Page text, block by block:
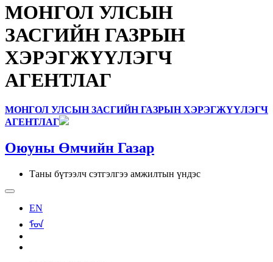
МОНГОЛ УЛСЫН
ЗАСГИЙН ГАЗРЫН
ХЭРЭГЖҮҮЛЭГЧ
АГЕНТЛАГ
МОНГОЛ УЛСЫН ЗАСГИЙН ГАЗРЫН ХЭРЭГЖҮҮЛЭГЧ
АГЕНТЛАГ
Оюуны Өмчийн Газар
Таны бүтээлч сэтгэлгээ амжилтын үндэс
EN
ᠮᠣᠨ